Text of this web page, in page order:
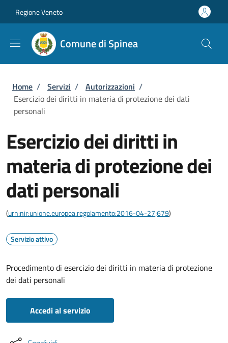
Regione Veneto
Comune di Spinea
Briciole di pane
Home / Servizi / Autorizzazioni /
Esercizio dei diritti in materia di protezione dei dati
personali
Esercizio dei diritti in
materia di protezione dei
dati personali
(urn:nir:unione.europea.regolamento:2016-04-27;679)
Servizio attivo
Procedimento di esercizio dei diritti in materia di protezione
dei dati personali
Accedi al servizio